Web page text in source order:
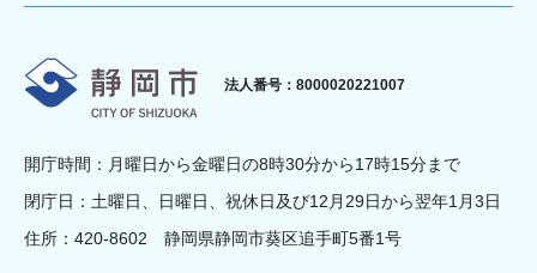
静岡市
法人番号：8000020221007
開庁時間：月曜日から金曜日の8時30分から17時15分まで
閉庁日：土曜日、日曜日、祝休日及び12月29日から翌年1月3日
住所：420-8602 静岡県静岡市葵区追手町5番1号